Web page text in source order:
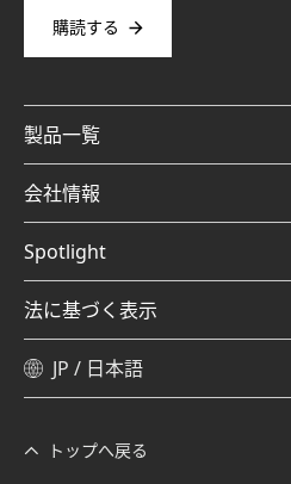
購読する
製品一覧
会社情報
Spotlight
法に基づく表示
JP / 日本語
トップへ戻る